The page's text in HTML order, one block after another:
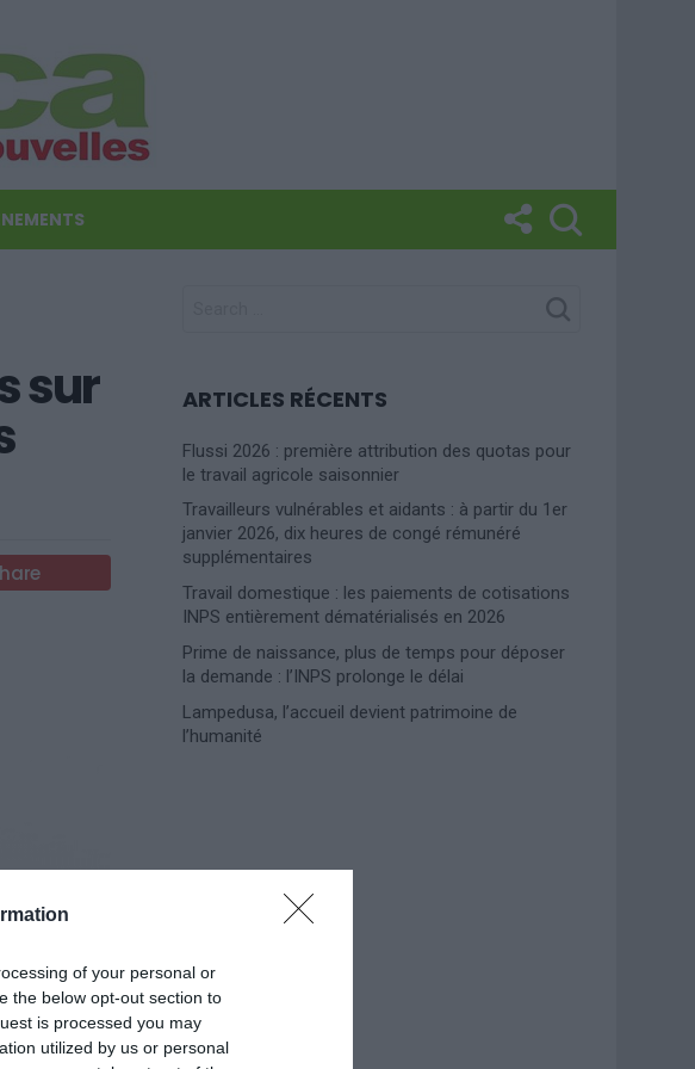
of your personal or
the below opt-out section to
is processed you may
utilized by us or personal
sur ARTICLES RÉCENTS
Flussi 2026 : première attribution des quotas pour
le travail agricole saisonnier
Travailleurs vulnérables et aidants : à partir du 1er
janvier 2026, dix heures de congé rémunéré
supplémentaires
Travail domestique : les paiements de cotisations
INPS entièrement dématérialisés en 2026
Prime de naissance, plus de temps pour déposer
la demande : l’INPS prolonge le délai
Lampedusa, l’accueil devient patrimoine de
l’humanité